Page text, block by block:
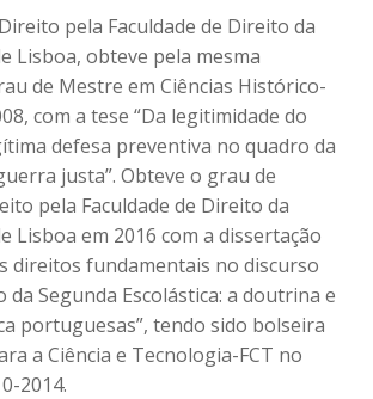
pela Faculdade de Direito da
Lisboa, obteve pela mesma
de Mestre em Ciências Histórico-
com a tese “Da legitimidade do
defesa preventiva no quadro da
justa”. Obteve o grau de
pela Faculdade de Direito da
Lisboa em 2016 com a dissertação
direitos fundamentais no discurso
Segunda Escolástica: a doutrina e
portuguesas”, tendo sido bolseira
a Ciência e Tecnologia-FCT no
2014.